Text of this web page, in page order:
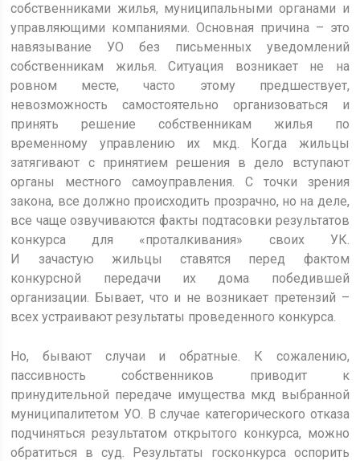
собственниками жилья, муниципальными органами и
управляющими компаниями. Основная причина – это
навязывание УО без письменных уведомлений
собственникам жилья. Ситуация возникает не на
ровном месте, часто этому предшествует,
невозможность самостоятельно организоваться и
принять решение собственникам жилья по
временному управлению их мкд. Когда жильцы
затягивают с принятием решения в дело вступают
органы местного самоуправления. С точки зрения
закона, все должно происходить прозрачно, но на деле,
все чаще озвучиваются факты подтасовки результатов
конкурса для «проталкивания» своих УК.
И зачастую жильцы ставятся перед фактом
конкурсной передачи их дома победившей
организации. Бывает, что и не возникает претензий –
всех устраивают результаты проведенного конкурса.
Но, бывают случаи и обратные. К сожалению,
пассивность собственников приводит к
принудительной передаче имущества мкд выбранной
муниципалитетом УО. В случае категорического отказа
подчиняться результатом открытого конкурса, можно
обратиться в суд. Результаты госконкурса оспорить